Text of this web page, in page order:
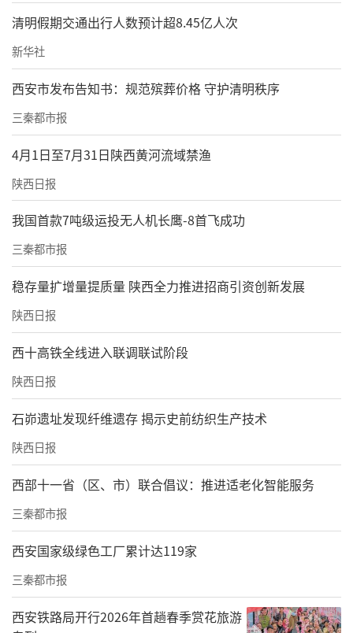
清明假期交通出行人数预计超8.45亿人次
新华社
西安市发布告知书：规范殡葬价格 守护清明秩序
三秦都市报
4月1日至7月31日陕西黄河流域禁渔
陕西日报
我国首款7吨级运投无人机长鹰-8首飞成功
三秦都市报
稳存量扩增量提质量 陕西全力推进招商引资创新发展
陕西日报
西十高铁全线进入联调联试阶段
陕西日报
石峁遗址发现纤维遗存 揭示史前纺织生产技术
陕西日报
西部十一省（区、市）联合倡议：推进适老化智能服务
三秦都市报
西安国家级绿色工厂累计达119家
三秦都市报
西安铁路局开行2026年首趟春季赏花旅游